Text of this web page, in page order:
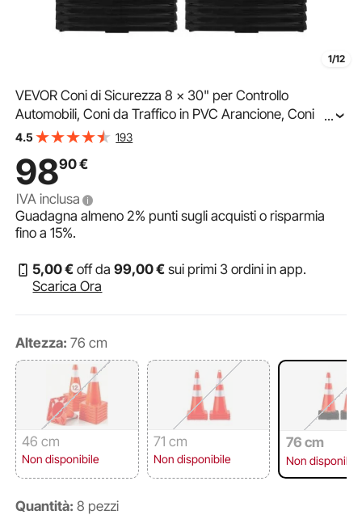
1/12
VEVOR Coni di Sicurezza 8 x 30" per Controllo
Automobili, Coni da Traffico in PVC Arancione, Coni
stradali per traffico con Collari Riflettenti per Regolazione
...
4.5 193
9890€
IVA inclusa
Guadagna almeno2% punti sugli acquisti o risparmia
fino a15%.
5,00€ off da99,00€ sui primi 3 ordini in app.
Scarica Ora
Altezza: 76 cm
46 cm
Non disponibile
71 cm
Non disponibile
76 cm
Non disponibile
Quantità: 8 pezzi